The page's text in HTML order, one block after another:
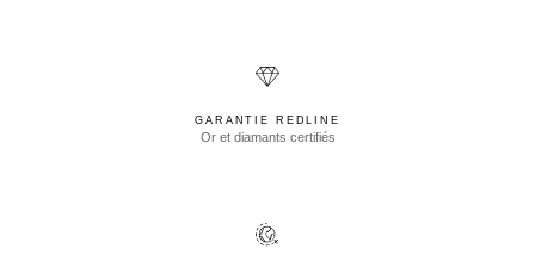
GARANTIE REDLINE
Or et diamants certifiés